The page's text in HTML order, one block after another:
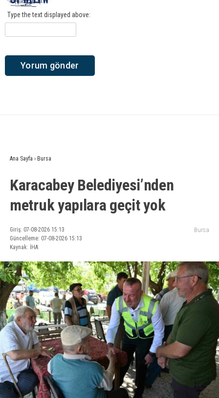
Type the text displayed above:
Ana Sayfa › Bursa
Karacabey Belediyesi’nden
metruk yapılara geçit yok
Giriş: 07-08-2026 15:13
Güncelleme: 07-08-2026 15:13
Kaynak: İHA
Bursa